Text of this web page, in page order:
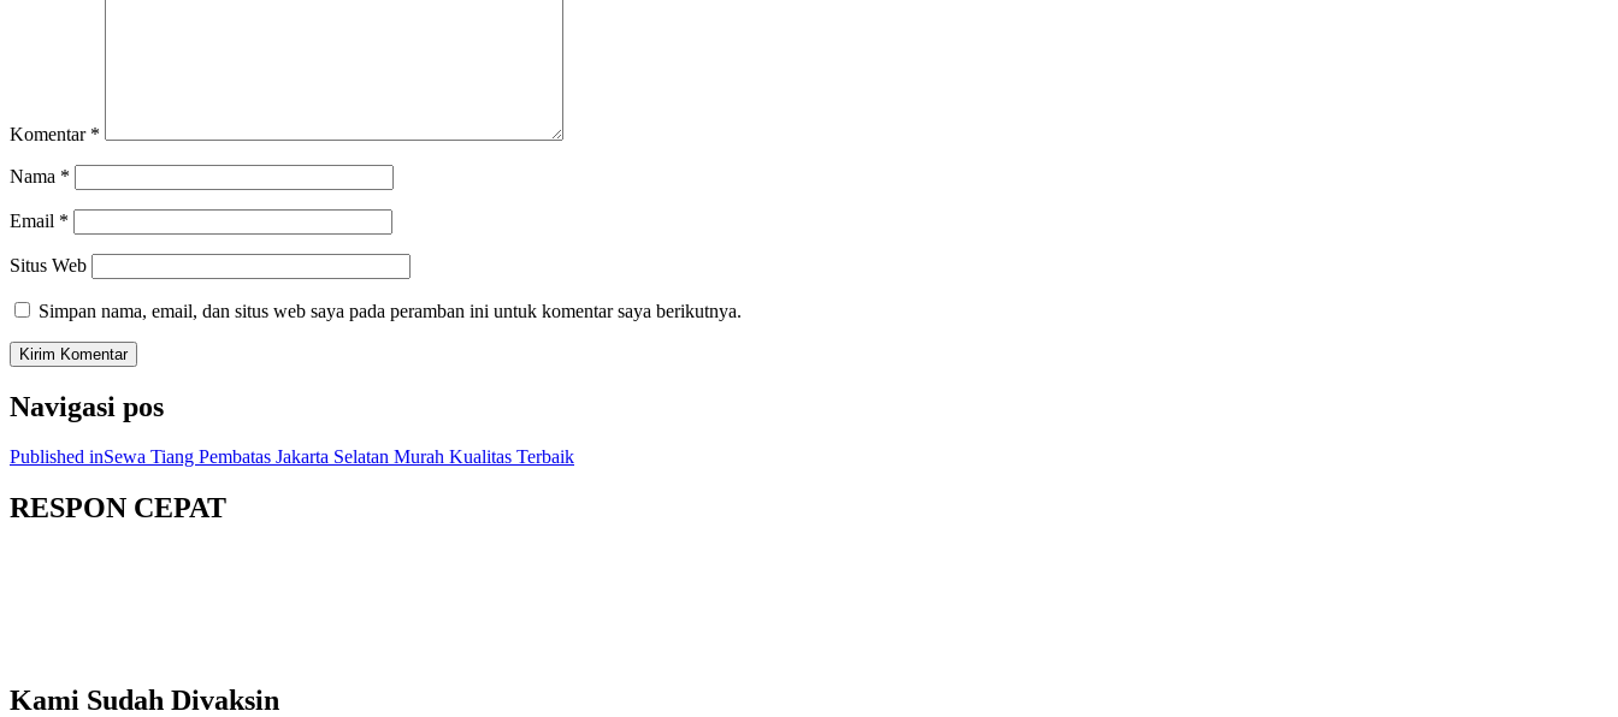
Komentar *
Nama *
Email *
Situs Web
Simpan nama, email, dan situs web saya pada peramban ini untuk komentar saya berikutnya.
Navigasi pos
Published inSewa Tiang Pembatas Jakarta Selatan Murah Kualitas Terbaik
RESPON CEPAT
Kami Sudah Divaksin